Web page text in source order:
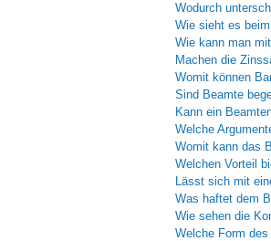
Wodurch
Wie sieht es
Wie kann man
Machen die
Womit können
Sind Beamte
Kann ein
Welche
Womit kann das
Welchen Vorteil
Lässt sich mit
Was haftet dem
Wie sehen die
Welche Form